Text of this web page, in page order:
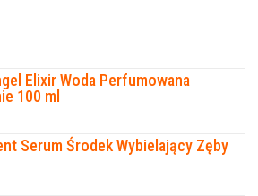
Elixir Woda Perfumowana
100 ml
Serum Środek Wybielający Zęby